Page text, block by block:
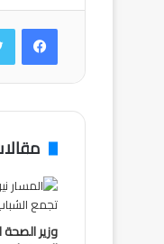
وزير